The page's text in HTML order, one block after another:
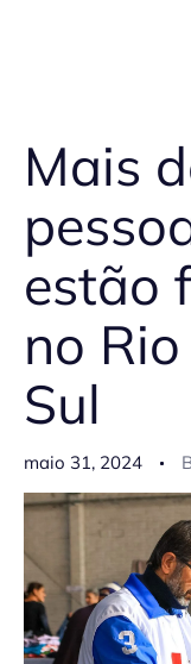
Mais
estão
no
Sul
maio 31, 2024